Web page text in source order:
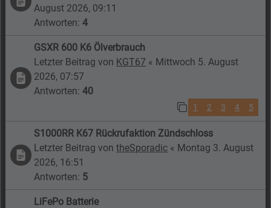
August 2026, 09:11
Antworten:4
GSXR 600 K6 Ölverbrauch
Letzter Beitrag von KGT67 « Mittwoch 5. August
2026, 07:57
Antworten:40
1 2 3 4 5
S1000RR K67 Rückrufaktion Zündschloss
Letzter Beitrag vontheSporadic « Montag 3. August
2026, 16:51
Antworten: 5
LiFePo Batterie